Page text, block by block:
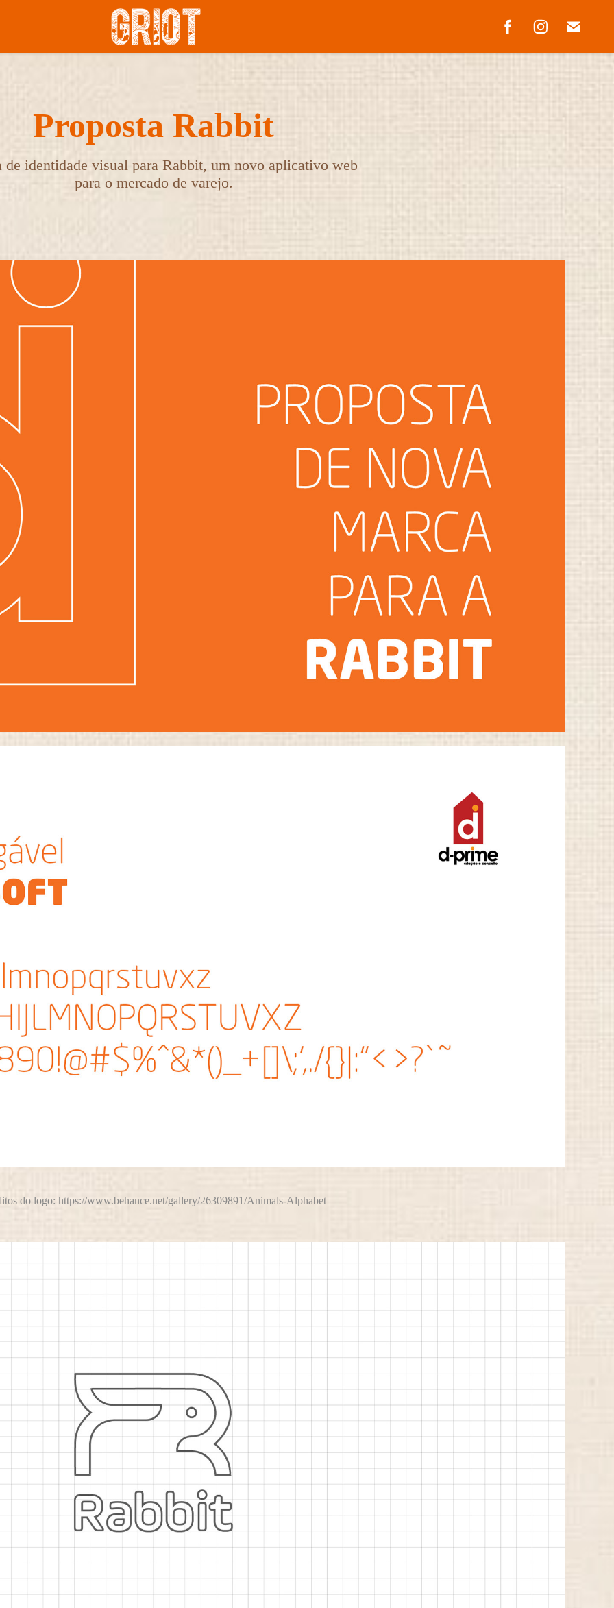
Proposta Rabbit
de identidade visual para Rabbit, um novo aplicativo web
para o mercado de varejo.
do logo: https://www.behance.net/gallery/26309891/Animals-Alphabet